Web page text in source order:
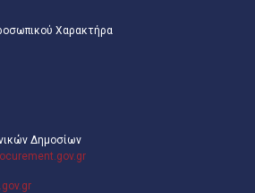
Χαρακτήρα
Δημοσίων